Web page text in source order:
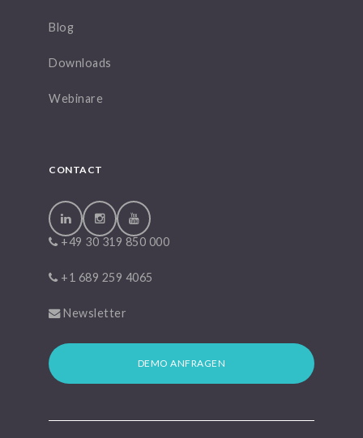
Blog
Downloads
Webinare
CONTACT
+49 30 319 850 000
+1 689 259 4065
Newsletter
DEMO ANFRAGEN